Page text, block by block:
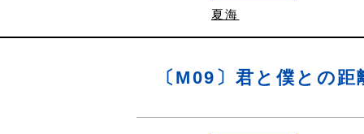
夏海
〔M09〕君と僕との距